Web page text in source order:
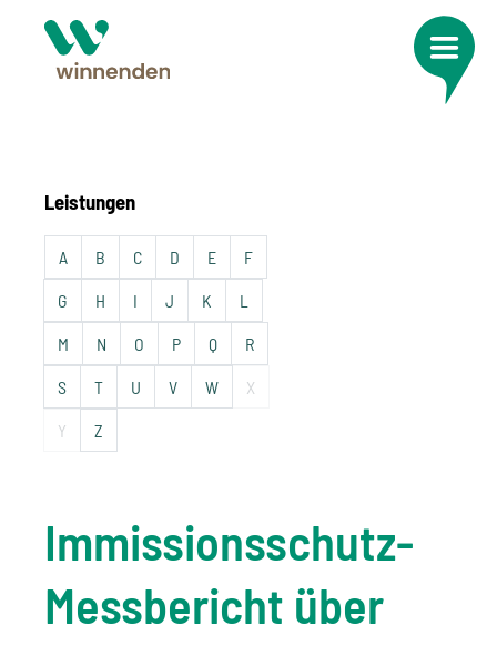
Leistungen
A B C D E F
G H I J K L
M N O P Q R
S T U V W X
Y Z
Immissionsschutz-
Messbericht über